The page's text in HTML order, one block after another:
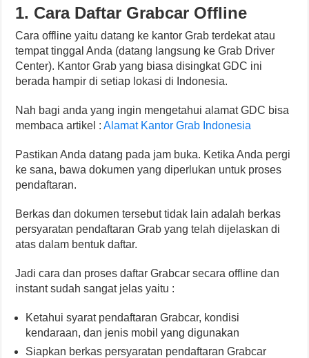
1. Cara Daftar Grabcar Offline
Cara offline yaitu datang ke kantor Grab terdekat atau
tempat tinggal Anda (datang langsung ke Grab Driver
Center). Kantor Grab yang biasa disingkat GDC ini
berada hampir di setiap lokasi di Indonesia.
Nah bagi anda yang ingin mengetahui alamat GDC bisa
membaca artikel :Alamat Kantor Grab Indonesia
Pastikan Anda datang pada jam buka. Ketika Anda pergi
ke sana, bawa dokumen yang diperlukan untuk proses
pendaftaran.
Berkas dan dokumen tersebut tidak lain adalah berkas
persyaratan pendaftaran Grab yang telah dijelaskan di
atas dalam bentuk daftar.
Jadi cara dan proses daftar Grabcar secara offline dan
instant sudah sangat jelas yaitu :
Ketahui syarat pendaftaran Grabcar, kondisi
kendaraan, dan jenis mobil yang digunakan
Siapkan berkas persyaratan pendaftaran Grabcar